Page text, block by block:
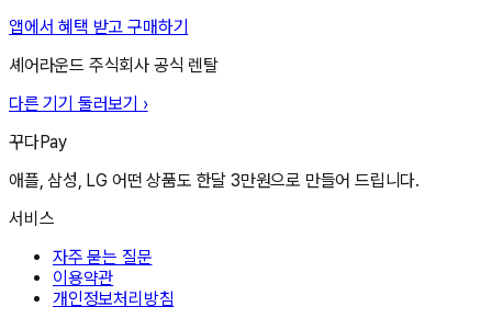
앱에서 혜택 받고 구매하기
셰어라운드 주식회사 공식 렌탈
다른 기기 둘러보기 ›
꾸다Pay
애플, 삼성, LG 어떤 상품도 한달 3만원으로 만들어 드립니다.
서비스
자주 묻는 질문
이용약관
개인정보처리방침